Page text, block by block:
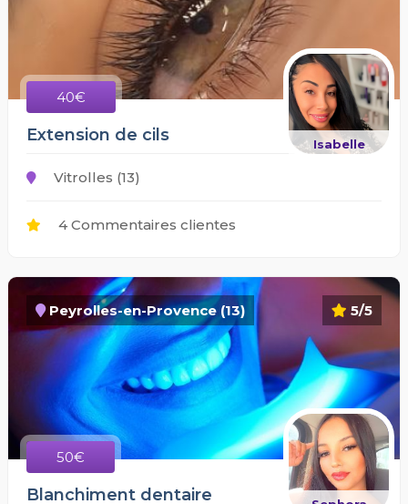
40€
Isabelle
Extension de cils
Vitrolles (13)
4 Commentaires clientes
5/5
Peyrolles-en-Provence (13)
50€
Blanchiment dentaire